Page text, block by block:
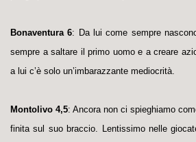
Bonaventura 6: Da lui come sempre
sempre a saltare il primo uomo e a creare
a lui c’è solo un’imbarazzante mediocrità.
Montolivo 4,5: Ancora non ci spieghiamo
finita sul suo braccio. Lentissimo nelle